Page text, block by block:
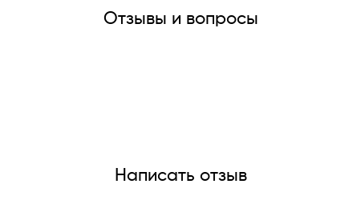
Отзывы и вопросы
Написать отзыв